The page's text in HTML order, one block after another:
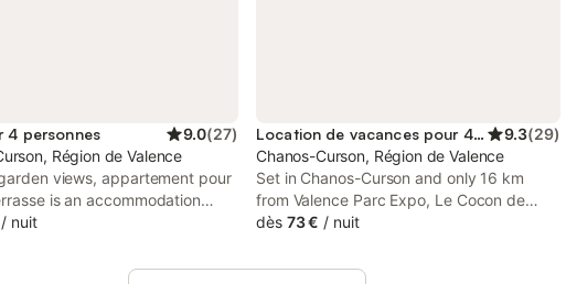
4 personnes 9.0(27)
Région de Valence
views, appartement pour
is an accommodation
Chanos-Curson, 6 km from
Golf Course.
/ nuit
Location de vacances pour 4 personnes 9.3(29)
Chanos-Curson, Région de Valence
Set in Chanos-Curson and only 16 km
from Valence Parc Expo, Le Cocon de
Curson chambre d'hôtes offers
and free private parking.
dès 73 € / nuit